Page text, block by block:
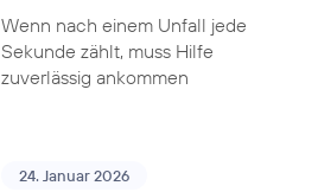
Wenn nach einem Unfall jede
Sekunde zählt, muss Hilfe
zuverlässig ankommen
24. Januar 2026